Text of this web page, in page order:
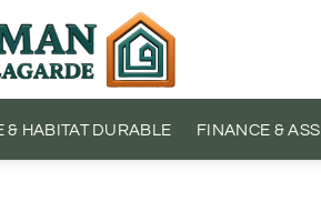
& HABITAT DURABLE FINANCE &